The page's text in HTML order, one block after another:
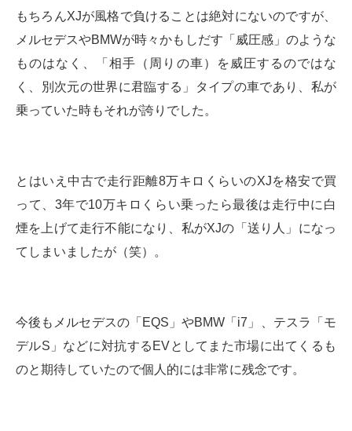
もちろんXJが風格で負けることは絶対にないのですが、
メルセデスやBMWが時々かもしだす「威圧感」のような
ものはなく、「相手（周りの車）を威圧するのではな
く、別次元の世界に君臨する」タイプの車であり、私が
乗っていた時もそれが誇りでした。
とはいえ中古で走行距離8万キロくらいのXJを格安で買
って、3年で10万キロくらい乗ったら最後は走行中に白
煙を上げて走行不能になり、私がXJの「送り人」になっ
てしまいましたが（笑）。
今後もメルセデスの「EQS」やBMW「i7」、テスラ「モ
デルS」などに対抗するEVとしてまた市場に出てくるも
のと期待していたので個人的には非常に残念です。